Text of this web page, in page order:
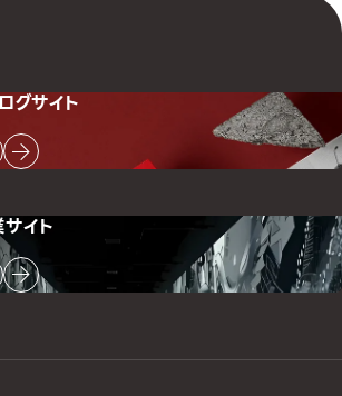
グサイト
イト